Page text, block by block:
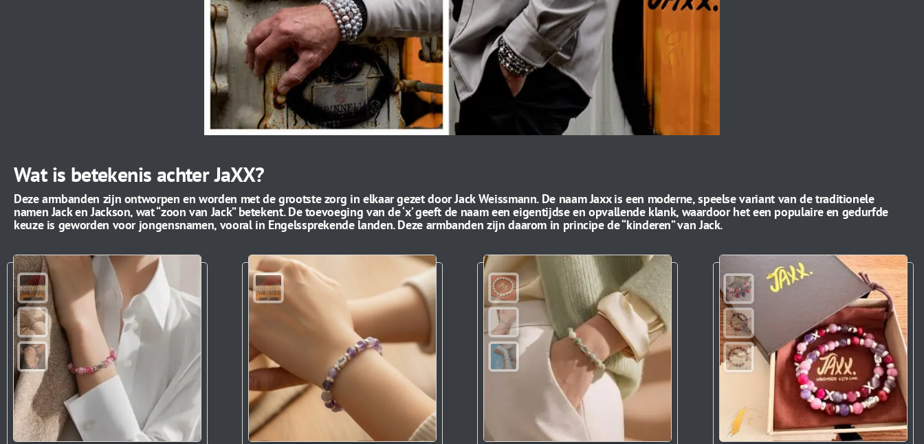
Wat is betekenis achter JaXX?
Deze armbanden zijn ontworpen en worden met de grootste zorg in elkaar gezet door Jack Weissmann. De naam Jaxx is een moderne, speelse variant van de traditionele
namen Jack en Jackson, wat “zoon van Jack” betekent. De toevoeging van de ‘x’ geeft de naam een eigentijdse en opvallende klank, waardoor het een populaire en gedurfde
keuze is geworden voor jongensnamen, vooral in Engelssprekende landen. Deze armbanden zijn daarom in principe de “kinderen” van Jack.